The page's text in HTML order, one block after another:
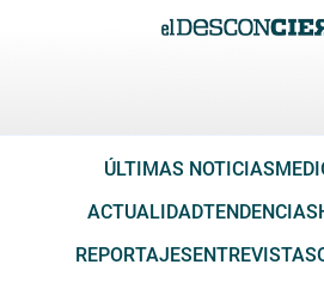
ÚLTIMAS NOTICIAS
ACTUALIDADTENDENCIAS
REPORTAJESENTREVISTAS